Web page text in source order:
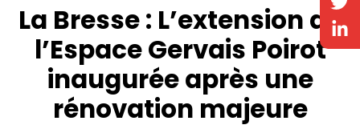
La Bresse : L’extension de
l’Espace Gervais Poirot
inaugurée après une
rénovation majeure